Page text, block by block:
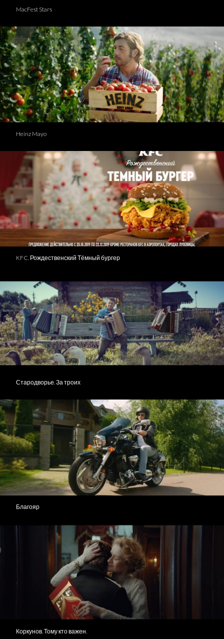
MacFest Stars
Heinz Mayo
KFC. Рождественский Тёмный бургер
Стародворье. За троих
Благояр
Коркунов. Тому кто важен.